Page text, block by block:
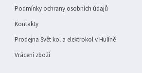
Podmínky ochrany osobních údajů
Kontakty
Prodejna Svět kol a elektrokol v Hulíně
Vrácení zboží